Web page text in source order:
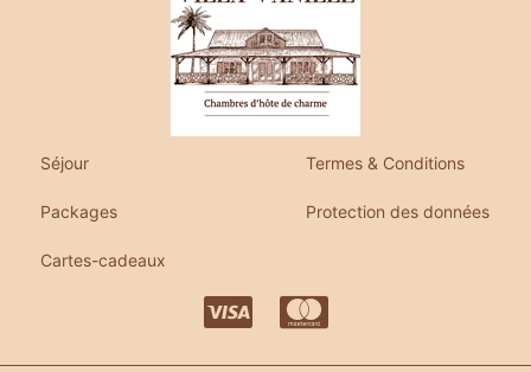
Séjour
Packages
Cartes-cadeaux
Termes & Conditions
Protection des données